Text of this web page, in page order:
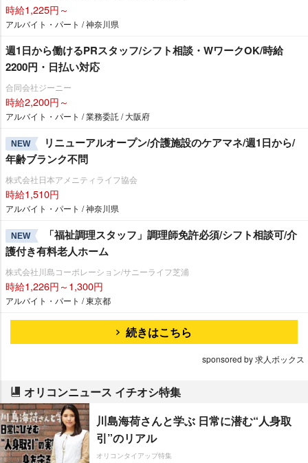
時給1,225円～
アルバイト・パート / 神奈川県
週1日から働けるPRスタッフ/シフト相談・WワークOK/時給
2200円・日払い対応
合同会社ジーニー
時給2,200円～
アルバイト・パート / 業務委託 / 大阪府
NEW
リニューアルオープン/介護施設のケアマネ/週1日から/
年齢ブランク不問
株式会社日本アメニティライフ協会
時給1,510円
アルバイト・パート / 神奈川県
NEW
「福祉調理スタッフ」調理師免許必須/シフト相談可/介
護付き有料老人ホーム
株式会社川島コーポレーション/サニーライフ芝浦
時給1,226円～1,300円
アルバイト・パート / 東京都
続きはこちら
sponsored by 求人ボックス
オリコンニュース イチオシ特集
川島海荷さんと学ぶ 日常に潜む“人身取
引”のリアル
オリコンタイアップ特集